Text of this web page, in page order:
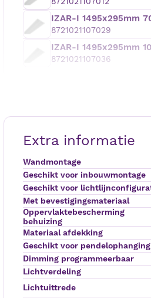
IZAR-I 1495x295mm
8721021107029
IZAR-I 1495x295mm
8721021107036
Extra informatie
Wandmontage
Geschikt voor inbouwmontage
Geschikt voor
Met bevestigingsmateriaal
Oppervlaktebescherming
behuizing
Materiaal afdekking
Geschikt voor pendelophanging
Dimming programmeerbaar
Lichtverdeling
Lichtuittrede